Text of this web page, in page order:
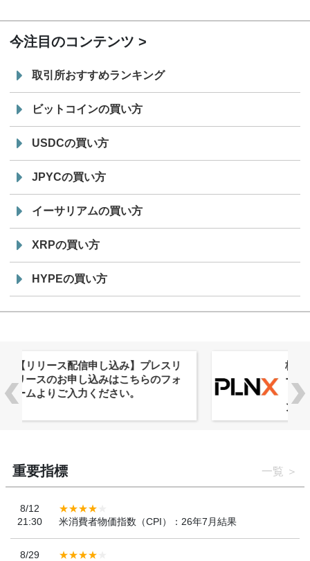
今注目のコンテンツ
取引所おすすめランキング
ビットコインの買い方
USDCの買い方
JPYCの買い方
イーサリアムの買い方
XRPの買い方
HYPEの買い方
株式会社PlnX、アジア最大級のグロ
ーバルWeb3カンファレンス
「WebX2026」とのコラボレーショ
重要指標 一覧
8/12
21:30
米消費者物価指数（CPI）：26年7月結果
8/29